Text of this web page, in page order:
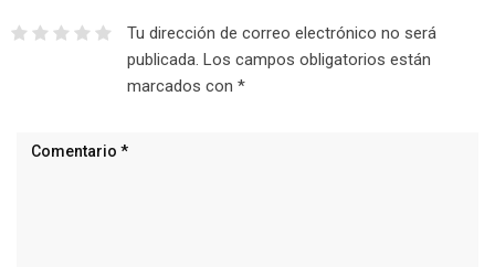
Tu dirección de correo electrónico no será
publicada. Los campos obligatorios están
marcados con *